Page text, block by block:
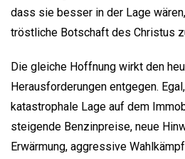
dass sie besser in der Lage
tröstliche Botschaft des Christus
Die gleiche Hoffnung wirkt den
Herausforderungen entgegen.
katastrophale Lage auf dem
steigende Benzinpreise, neue
Erwärmung, aggressive